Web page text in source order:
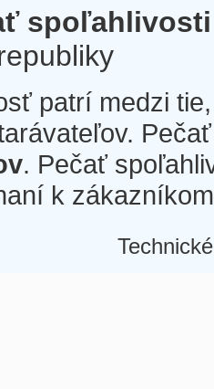
spoľahlivosti
patrí medzi
. Pečať
k